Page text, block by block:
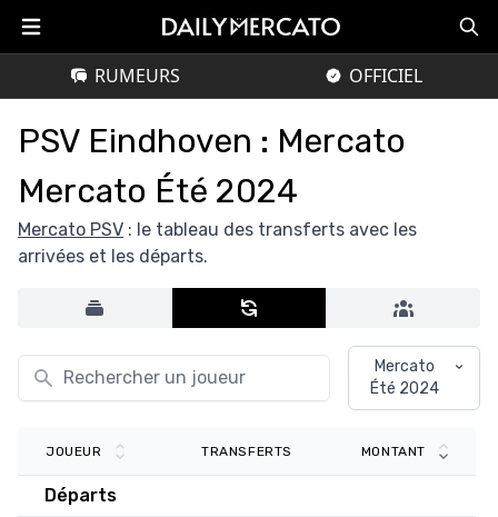
RUMEURS OFFICIEL
PSV Eindhoven : Mercato
Mercato Été 2024
Mercato PSV : le tableau des transferts avec les
arrivées et les départs.
Mercato
Été 2024
JOUEUR TRANSFERTS MONTANT
Départs